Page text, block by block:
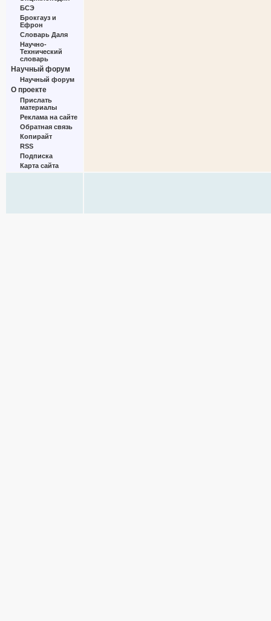
БСЭ
Брокгауз и
Ефрон
Словарь Даля
Научно-
Технический
словарь
Научный форум
Научный форум
О проекте
Прислать
материалы
Реклама на сайте
Обратная связь
Копирайт
RSS
Подписка
Карта сайта